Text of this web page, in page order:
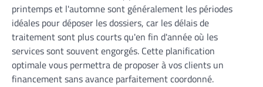
printemps et l'automne sont généralement les périodes
idéales pour déposer les dossiers, car les délais de
traitement sont plus courts qu'en fin d'année où les
services sont souvent engorgés. Cette planification
optimale vous permettra de proposer à vos clients un
financement sans avance parfaitement coordonné.